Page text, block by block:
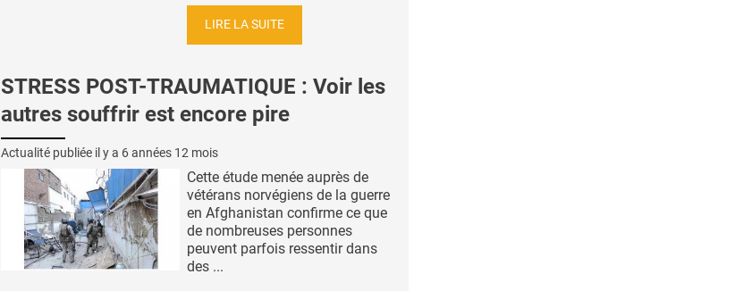
LIRE LA SUITE
STRESS POST-TRAUMATIQUE : Voir les
autres souffrir est encore pire
Actualité publiée il y a 6 années 12 mois
Cette étude menée auprès de
vétérans norvégiens de la guerre
en Afghanistan confirme ce que
de nombreuses personnes
peuvent parfois ressentir dans
des ...